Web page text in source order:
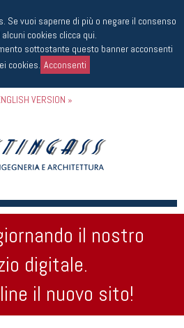
Se vuoi saperne di più o negare il consenso
cookies clicca qui.
sottostante questo banner acconsenti
cookies. Acconsenti
VERSION »
il nostro
digitale.
il nuovo sito!